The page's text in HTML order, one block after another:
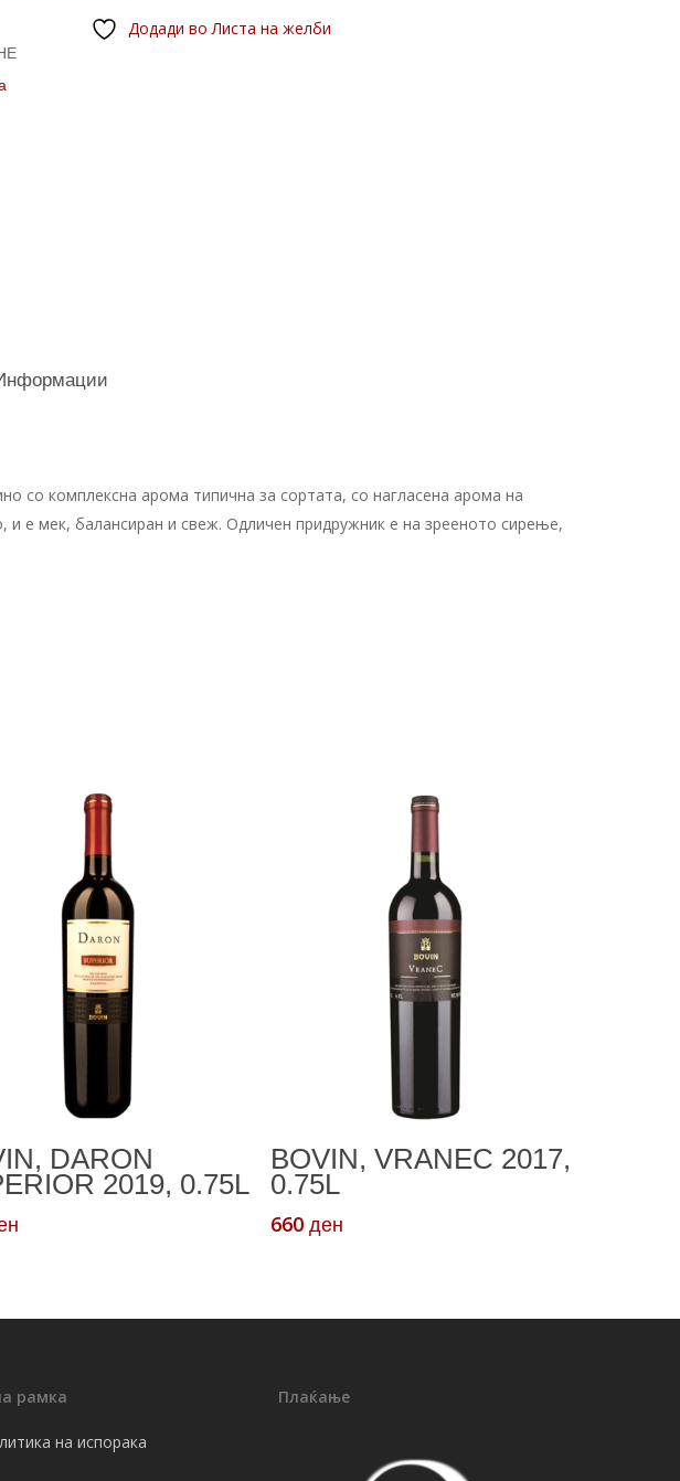
Додади во Листа на желби
со комплексна арома типична за сортата, со нагласена арома на
и е мек, балансиран и свеж. Одличен придружник е на зрееното сирење,
DARON
2019, 0.75L
BOVIN, VRANEC 2017,
0.75L
660ден
рамка
на испорака
Плаќање